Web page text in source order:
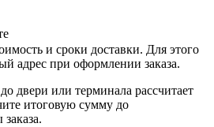
и сроки доставки. Для этого
адрес при оформлении заказа.
двери или терминала рассчитает
итоговую сумму до